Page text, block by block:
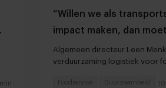
“Willen we als
impact maken, dan
anders gaan werken”
Algemeen directeur Leen
verduurzaming logistiek voor
Foodservice Duurzaamheid